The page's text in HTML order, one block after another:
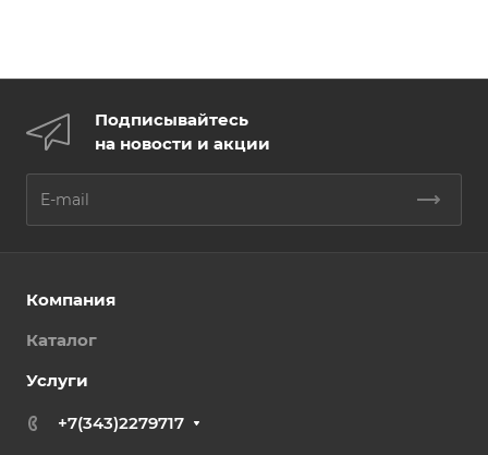
Подписывайтесь
на новости и акции
Компания
Каталог
Услуги
+7(343)2279717